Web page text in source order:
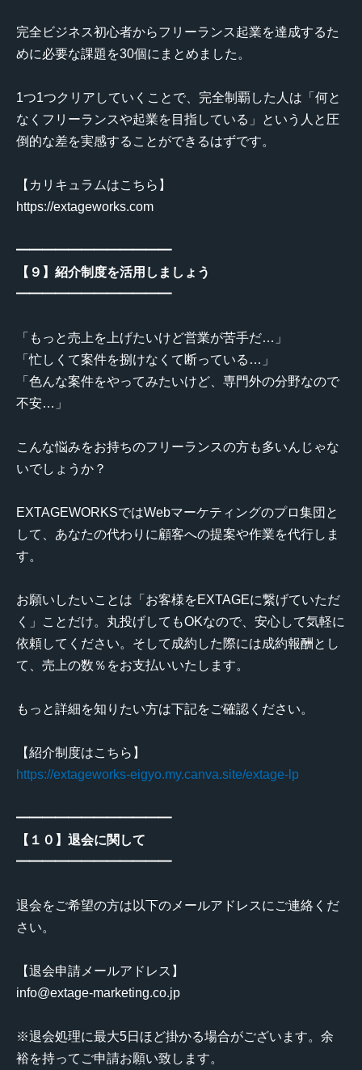
完全ビジネス初心者からフリーランス起業を達成するた
めに必要な課題を30個にまとめました。
1つ1つクリアしていくことで、完全制覇した人は「何と
なくフリーランスや起業を目指している」という人と圧
倒的な差を実感することができるはずです。
【カリキュラムはこちら】
https://extageworks.com
━━━━━━━━━━━━
【９】紹介制度を活用しましょう
━━━━━━━━━━━━
「もっと売上を上げたいけど営業が苦手だ…」
「忙しくて案件を捌けなくて断っている…」
「色んな案件をやってみたいけど、専門外の分野なので
不安…」
こんな悩みをお持ちのフリーランスの方も多いんじゃな
いでしょうか？
EXTAGEWORKSではWebマーケティングのプロ集団と
して、あなたの代わりに顧客への提案や作業を代行しま
す。
お願いしたいことは「お客様をEXTAGEに繋げていただ
く」ことだけ。丸投げしてもOKなので、安心して気軽に
依頼してください。そして成約した際には成約報酬とし
て、売上の数％をお支払いいたします。
もっと詳細を知りたい方は下記をご確認ください。
【紹介制度はこちら】
https://extageworks-eigyo.my.canva.site/extage-lp
━━━━━━━━━━━━
【１０】退会に関して
━━━━━━━━━━━━
退会をご希望の方は以下のメールアドレスにご連絡くだ
さい。
【退会申請メールアドレス】
info@extage-marketing.co.jp
※退会処理に最大5日ほど掛かる場合がございます。余
裕を持ってご申請お願い致します。